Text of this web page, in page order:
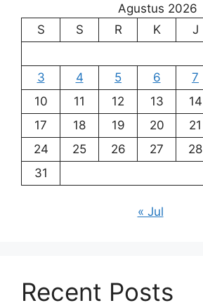
Agustus 2026
S
S R K J
3
4 5 6 7
10
11 12 13 14
17
18 19 20 21
24
25 26 27 28
31
« Jul
Recent Posts